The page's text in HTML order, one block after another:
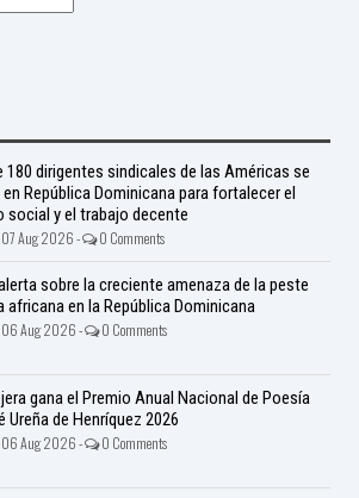
180 dirigentes sindicales de las Américas se
en República Dominicana para fortalecer el
social y el trabajo decente
07 Aug 2026 - 0 Comments
sobre la creciente amenaza de la peste
africana en la República Dominicana
06 Aug 2026 - 0 Comments
gana el Premio Anual Nacional de Poesía
Ureña de Henríquez 2026
06 Aug 2026 - 0 Comments